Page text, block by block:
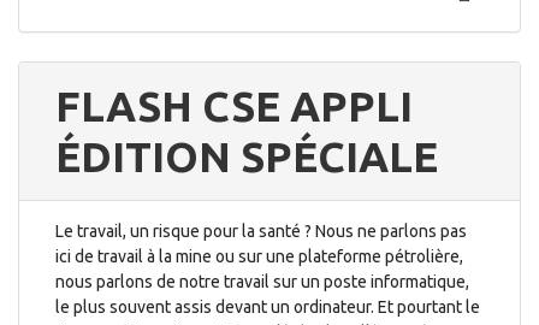
FLASH CSE APPLI
ÉDITION SPÉCIALE
Le travail, un risque pour la santé ? Nous ne parlons pas
ici de travail à la mine ou sur une plateforme pétrolière,
nous parlons de notre travail sur un poste informatique,
le plus souvent assis devant un ordinateur. Et pourtant le